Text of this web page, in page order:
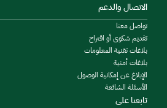
الاتصال والدعم
تواصل معنا
تقديم شكوى أو اقتراح
بلاغات تقنية المعلومات
بلاغات أمنية
الإبلاغ عن إمكانية الوصول
الأسئلة الشائعة
تابعنا على